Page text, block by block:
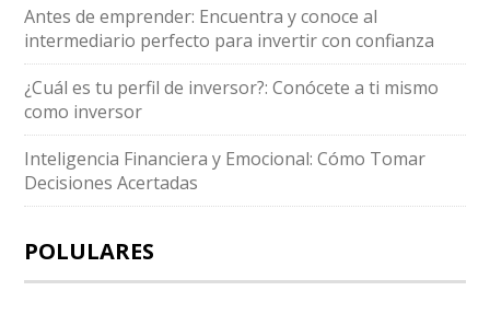
Antes de emprender: Encuentra y conoce al
intermediario perfecto para invertir con confianza
¿Cuál es tu perfil de inversor?: Conócete a ti mismo
como inversor
Inteligencia Financiera y Emocional: Cómo Tomar
Decisiones Acertadas
POLULARES